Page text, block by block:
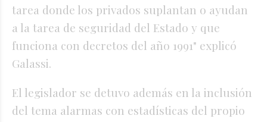
tarea donde los privados suplantan o ayudan
a la tarea de seguridad del Estado y que
funciona con decretos del año 1991" explicó
Galassi.
El legislador se detuvo además en la inclusión
del tema alarmas con estadísticas del propio